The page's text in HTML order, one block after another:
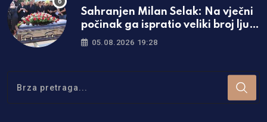
Sahranjen Milan Selak: Na vječni
počinak ga ispratio veliki broj ljudi
/foto/
05.08.2026 19:28